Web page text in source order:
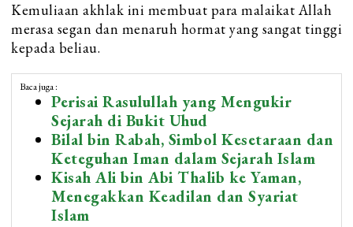
Kemuliaan akhlak ini membuat para malaikat Allah
merasa segan dan menaruh hormat yang sangat tinggi
kepada beliau.
Baca juga :
Perisai Rasulullah yang Mengukir
Sejarah di Bukit Uhud
Bilal bin Rabah, Simbol Kesetaraan dan
Keteguhan Iman dalam Sejarah Islam
Kisah Ali bin Abi Thalib ke Yaman,
Menegakkan Keadilan dan Syariat
Islam